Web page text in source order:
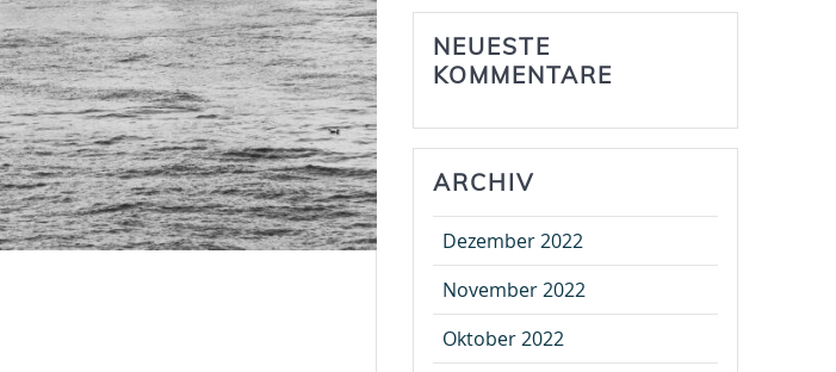
NEUESTE
KOMMENTARE
ARCHIV
Dezember 2022
November 2022
Oktober 2022